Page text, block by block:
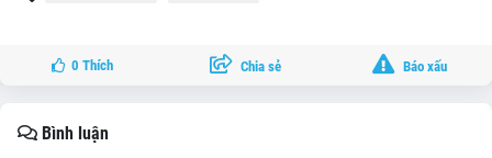
0 Thích Chia sẻ Báo xấu
Bình luận